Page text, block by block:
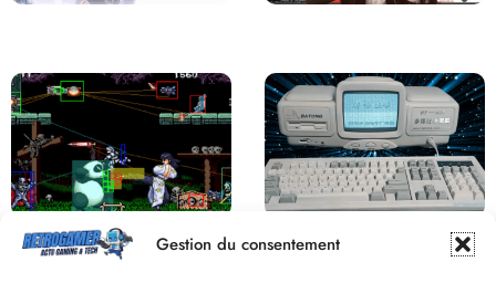
Gestion du consentement
Derrière le pixel : L’art caché de la
hitbox
Une machine incroyable et
inconnue : le Batong BT-686